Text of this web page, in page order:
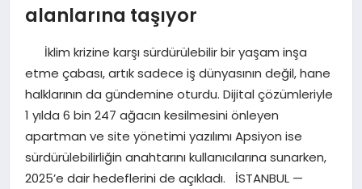
alanlarına taşıyor
İklim krizine karşı sürdürülebilir bir yaşam inşa
etme çabası, artık sadece iş dünyasının değil, hane
halklarının da gündemine oturdu. Dijital çözümleriyle
1 yılda 6 bin 247 ağacın kesilmesini önleyen
apartman ve site yönetimi yazılımı Apsiyon ise
sürdürülebilirliğin anahtarını kullanıcılarına sunarken,
2025’e dair hedeflerini de açıkladı. İSTANBUL —